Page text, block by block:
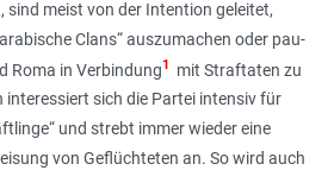
sind meist von der Intention geleitet,
Clans“ aus­zumachen oder pau­
Roma in Verbindung1
mit Straftaten zu
interessiert sich die Partei intensiv für
und strebt immer wieder eine
von Geflüchteten an. So wird auch